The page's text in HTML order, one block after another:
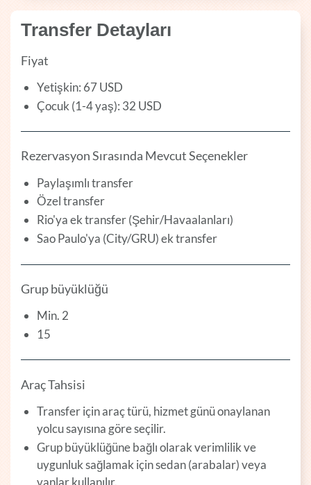
Transfer Detayları
Fiyat
Yetişkin: 67 USD
Çocuk (1-4 yaş): 32 USD
Rezervasyon Sırasında Mevcut Seçenekler
Paylaşımlı transfer
Özel transfer
Rio'ya ek transfer (Şehir/Havaalanları)
Sao Paulo'ya (City/GRU) ek transfer
Grup büyüklüğü
Min. 2
15
Araç Tahsisi
Transfer için araç türü, hizmet günü onaylanan
yolcu sayısına göre seçilir.
Grup büyüklüğüne bağlı olarak verimlilik ve
uygunluk sağlamak için sedan (arabalar) veya
vanlar kullanılır.